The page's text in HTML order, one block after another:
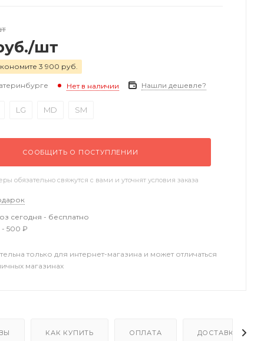
/шт
3 900 руб.
Нет в наличии Нашли дешевле?
LG MD SM
СООБЩИТЬ О ПОСТУПЛЕНИИ
обязательно свяжутся с вами и уточнят условия заказа
сегодня - бесплатно
- 500 ₽
только для интернет-магазина и может отличаться
магазинах
КАК КУПИТЬ ОПЛАТА ДОСТАВКА